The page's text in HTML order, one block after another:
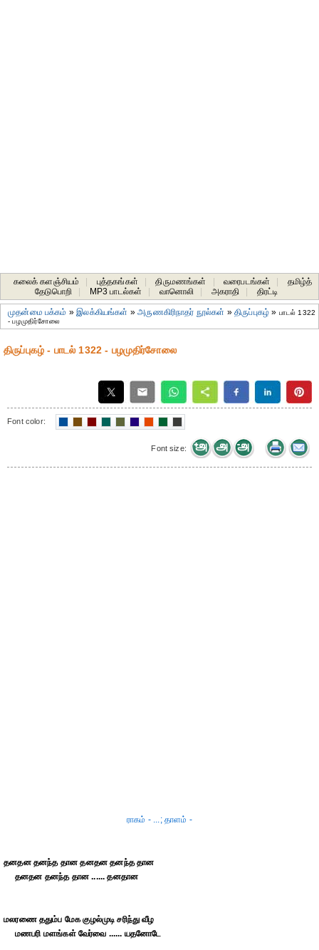
கலைக் களஞ்சியம் புத்தகங்கள் திருமணங்கள் வரைபடங்கள்
தமிழ்த்
தேடுபொறி
MP3 பாடல்கள் வானொலி அகராதி திரட்டி
முதன்மை பக்கம் »இலக்கியங்கள் »அருணகிரிநாதர் நூல்கள் »திருப்புகழ் » பாடல் 1322
- பழமுதிர்சோலை
திருப்புகழ் - பாடல் 1322 - பழமுதிர்சோலை
Font color:
Font size:
ராகம் - ...; தாளம் -
தனதன தனந்த தான தனதன தனந்த தான
தனதன தனந்த தான ...... தனதான
மலரணை ததும்ப மேக குழல்முடி சரிந்து வீழ
மணபரி மளங்கள் வேர்வை ...... யதனோடே